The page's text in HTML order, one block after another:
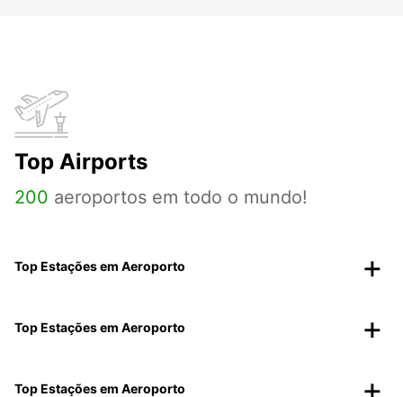
Top Airports
200 aeroportos em todo o mundo!
Top Estações em Aeroporto
Top Estações em Aeroporto
Top Estações em Aeroporto